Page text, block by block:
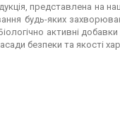
представлена на
будь-яких
активні
безпеки та якості